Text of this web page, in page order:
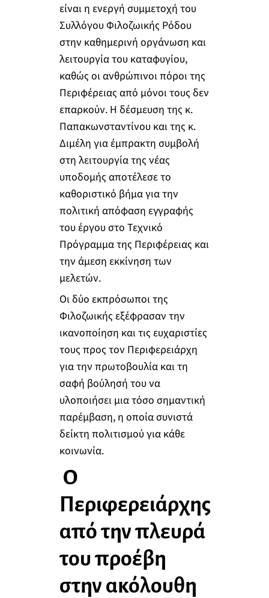
είναι η ενεργή συμμετοχή του
Συλλόγου Φιλοζωικής Ρόδου
στην καθημερινή οργάνωση και
λειτουργία του καταφυγίου,
καθώς οι ανθρώπινοι πόροι της
Περιφέρειας από μόνοι τους δεν
επαρκούν. Η δέσμευση της κ.
Παπακωνσταντίνου και της κ.
Διμέλη για έμπρακτη συμβολή
στη λειτουργία της νέας
υποδομής αποτέλεσε το
καθοριστικό βήμα για την
πολιτική απόφαση εγγραφής
του έργου στο Τεχνικό
Πρόγραμμα της Περιφέρειας και
την άμεση εκκίνηση των
μελετών.
Οι δύο εκπρόσωποι της
Φιλοζωικής εξέφρασαν την
ικανοποίηση και τις ευχαριστίες
τους προς τον Περιφερειάρχη
για την πρωτοβουλία και τη
σαφή βούλησή του να
υλοποιήσει μια τόσο σημαντική
παρέμβαση, η οποία συνιστά
δείκτη πολιτισμού για κάθε
κοινωνία.
Ο
Περιφερειάρχης
από την πλευρά
του προέβη
στην ακόλουθη